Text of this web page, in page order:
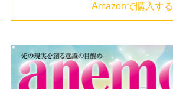
Amazonで購入する